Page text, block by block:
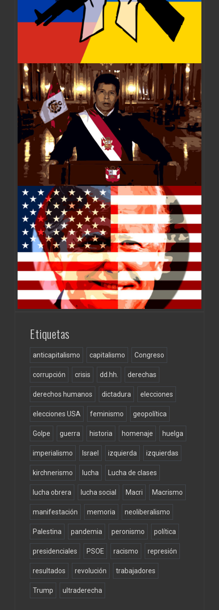
Etiquetas
anticapitalismo capitalismo Congreso
corrupción crisis dd.hh. derechas
derechos humanos dictadura elecciones
elecciones USA feminismo geopolítica
Golpe guerra historia homenaje huelga
imperialismo Israel izquierda izquierdas
kirchnerismo lucha Lucha de clases
lucha obrera lucha social Macri Macrismo
manifestación memoria neoliberalismo
Palestina pandemia peronismo política
presidenciales PSOE racismo represión
resultados revolución trabajadores
Trump ultraderecha